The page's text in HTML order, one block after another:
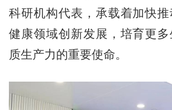
科研机构代表，承载着加快
健康领域创新发展，培育更
质生产力的重要使命。